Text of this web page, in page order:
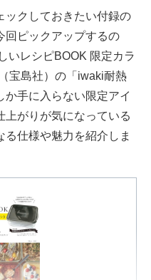
ックしておきたい付録の
回ピックアップするの
いレシピBOOK 限定カラ
宝島社）の「iwaki耐熱
手に入らない限定アイ
上がりが気になっている
仕様や魅力を紹介しま